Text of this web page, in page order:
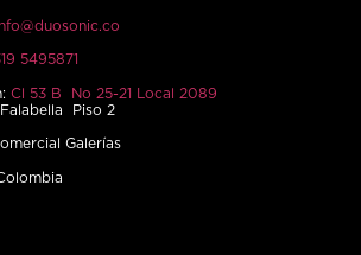
5495871
Cl 53 B No 25-21 Local 2089
Piso 2
Galerías